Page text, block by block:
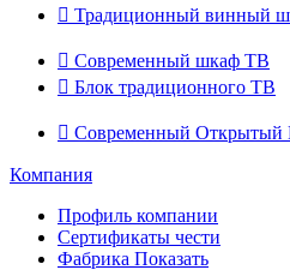
 Традиционный винный
 Современный шкаф ТВ
 Блок традиционного ТВ
 Современный
Компания
Профиль компании
Сертификаты чести
Фабрика Показать